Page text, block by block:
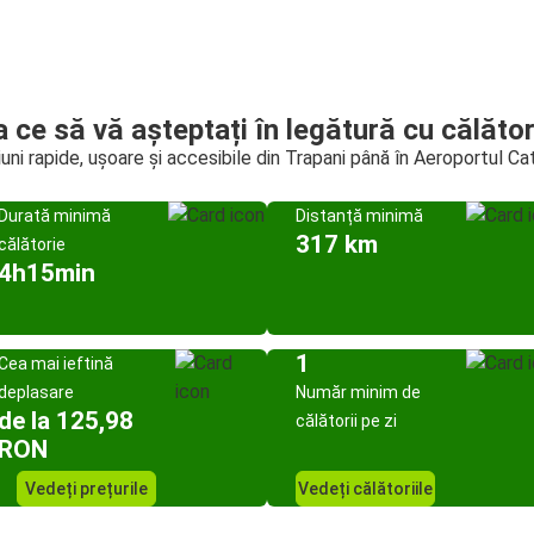
ce să vă așteptați în legătură cu
rapide, ușoare și accesibile din Trapani până în Aeroportul
Durată minimă
Distanță minimă
317 km
mai ieftină
de la 125,98
RON
Vedeți prețurile
1
Număr minim de
călătorii pe zi
Vedeți călătoriile